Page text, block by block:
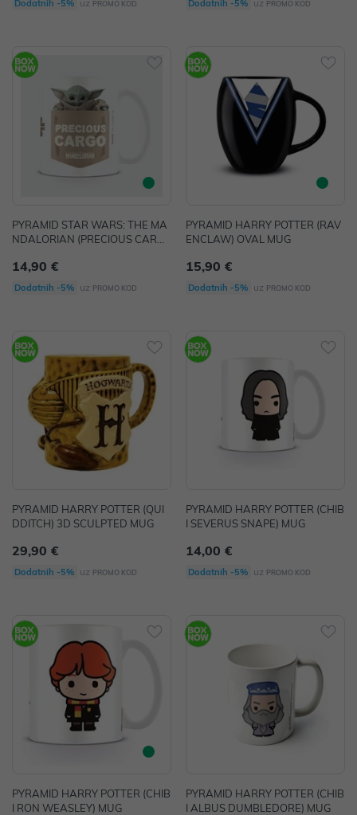
Dodatnih -5% uz PROMO KOD Dodatnih -5% uz PROMO KOD
PYRAMID STAR WARS: THE MA
NDALORIAN (PRECIOUS CARG
14,90 €
Dodatnih -5% uz PROMO KOD
PYRAMID HARRY POTTER (RAV
ENCLAW) OVAL MUG
15,90 €
Dodatnih -5% uz PROMO KOD
PYRAMID HARRY POTTER (QUI
DDITCH) 3D SCULPTED MUG
29,90 €
Dodatnih -5% uz PROMO KOD
PYRAMID HARRY POTTER (CHIB
I SEVERUS SNAPE) MUG
14,00 €
Dodatnih -5% uz PROMO KOD
PYRAMID HARRY POTTER (CHIB
I RON WEASLEY) MUG
PYRAMID HARRY POTTER (CHIB
I ALBUS DUMBLEDORE) MUG